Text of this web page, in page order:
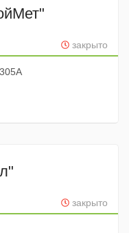
закрыто
закрыто